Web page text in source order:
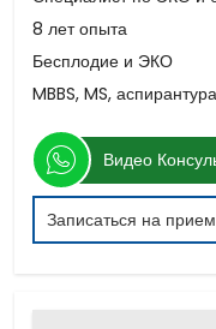
8 лет опыта
Бесплодие и ЭКО
MBBS, MS,
Видео
Записаться на прием